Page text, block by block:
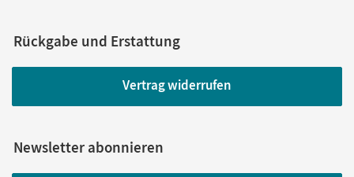
Rückgabe und Erstattung
Vertrag widerrufen
Newsletter abonnieren